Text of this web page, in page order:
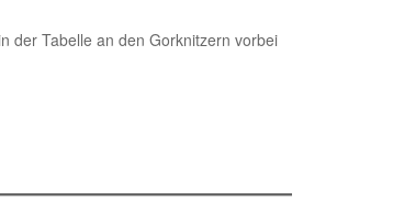
der Tabelle an den Gorknitzern vorbei